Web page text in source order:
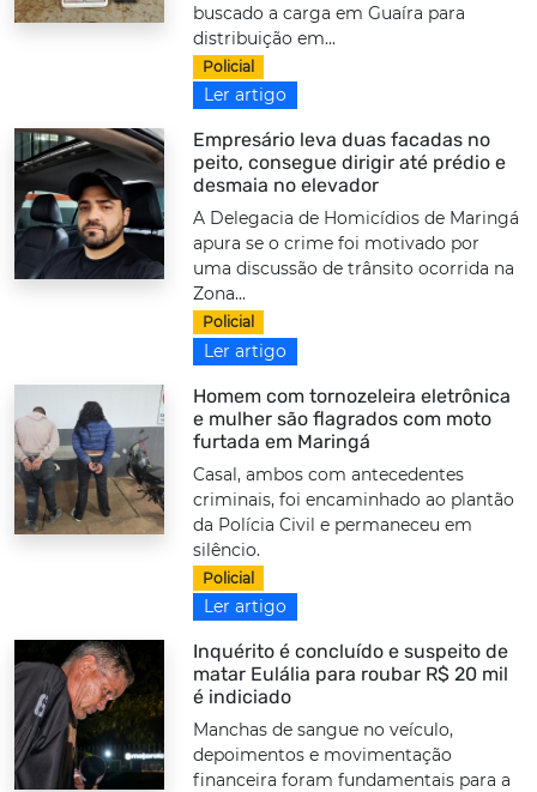
buscado a carga em Guaíra para
distribuição em...
Policial
Ler artigo
Empresário leva duas facadas no
peito, consegue dirigir até prédio e
desmaia no elevador
A Delegacia de Homicídios de Maringá
apura se o crime foi motivado por
uma discussão de trânsito ocorrida na
Zona...
Policial
Ler artigo
Homem com tornozeleira eletrônica
e mulher são flagrados com moto
furtada em Maringá
Casal, ambos com antecedentes
criminais, foi encaminhado ao plantão
da Polícia Civil e permaneceu em
silêncio.
Policial
Ler artigo
Inquérito é concluído e suspeito de
matar Eulália para roubar R$ 20 mil
é indiciado
Manchas de sangue no veículo,
depoimentos e movimentação
financeira foram fundamentais para a